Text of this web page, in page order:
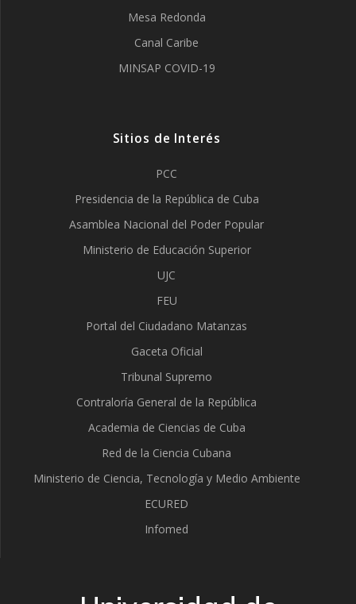
Mesa Redonda
Canal Caribe
MINSAP COVID-19
Sitios de Interés
PCC
Presidencia de la República de Cuba
Asamblea Nacional del Poder Popular
Ministerio de Educación Superior
UJC
FEU
Portal del Ciudadano Matanzas
Gaceta Oficial
Tribunal Supremo
Contraloría General de la República
Academia de Ciencias de Cuba
Red de la Ciencia Cubana
Ministerio de Ciencia, Tecnología y Medio Ambiente
ECURED
Infomed